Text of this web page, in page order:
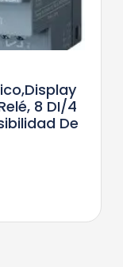
8 DI/4
De